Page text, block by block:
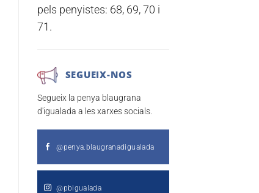
pels penyistes: 68, 69, 70 i
71.
SEGUEIX-NOS
Segueix la penya blaugrana
d'igualada a les xarxes socials.
@penya.blaugranadigualada
@pbigualada